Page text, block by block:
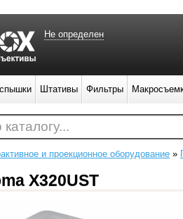
и проекционное оборудование »
X320UST
Не определен
Штативы Фильтры